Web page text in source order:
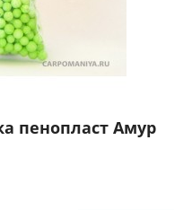
пенопласт Амур